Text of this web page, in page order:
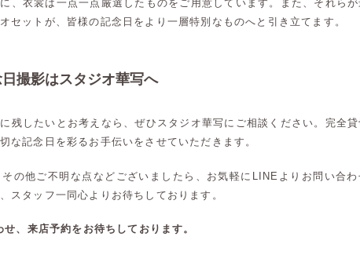
、衣裳は一点一点厳選したものをご用意しています。また、それらが
セットが、皆様の記念日をより一層特別なものへと引き立てます。
撮影はスタジオ華写へ
残したいとお考えなら、ぜひスタジオ華写にご相談ください。完全貸
な記念日を彩るお手伝いをさせていただきます。
の他ご不明な点などございましたら、お気軽にLINEよりお問い合わ
スタッフ一同心よりお待ちしております。
、来店予約をお待ちしております。
高崎店
大宮店
高崎店
大宮店